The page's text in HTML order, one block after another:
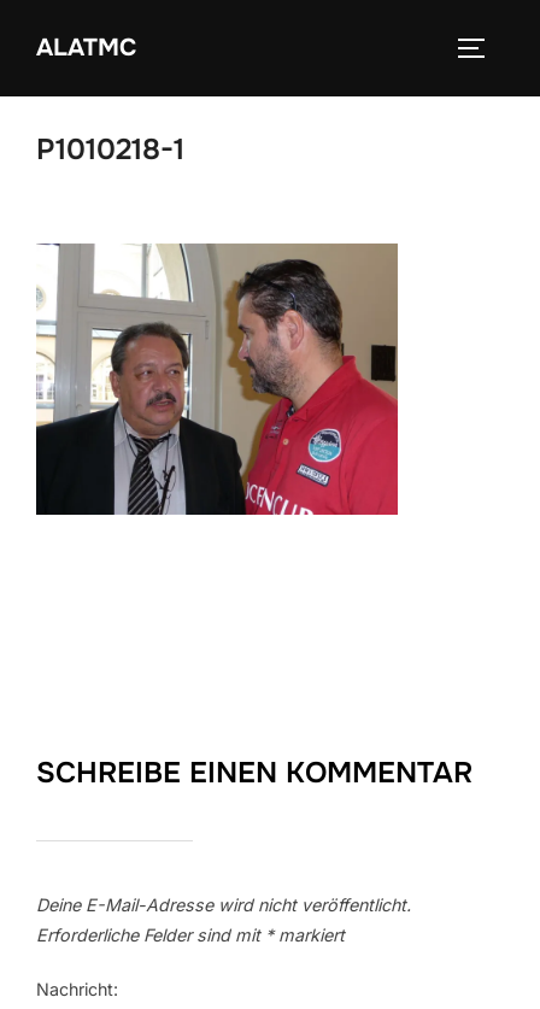
InhaltALATMC
P1010218-1
SCHREIBE EINEN KOMMENTAR
Deine E-Mail-Adresse wird nicht veröffentlicht.
Erforderliche Felder sind mit *markiert
Nachricht: